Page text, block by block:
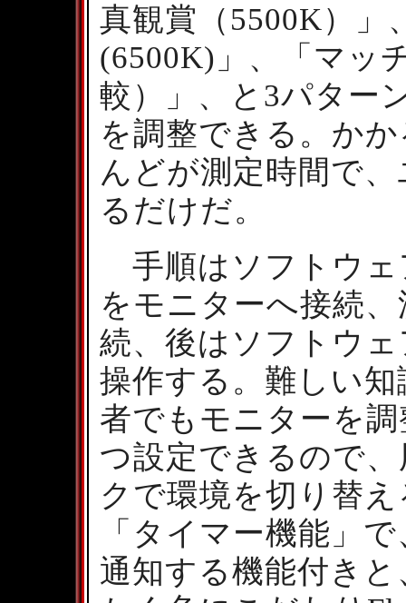
真観賞（5500K）」
(6500K)」、「マッ
較）」、と3パター
を調整できる。か
んどが測定時間で
るだけだ。
手順はソフトウェ
をモニターへ接続
続、後はソフトウ
操作する。難しい
者でもモニターを
つ設定できるので
クで環境を切り替
「タイマー機能」
通知する機能付き